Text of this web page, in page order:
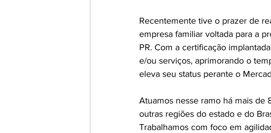
Recentemente tive o prazer de
empresa familiar voltada para a
PR. Com a certificação
e/ou serviços, aprimorando o
eleva seu status perante o
Atuamos nesse ramo há mais de
outras regiões do estado e do
Trabalhamos com foco em